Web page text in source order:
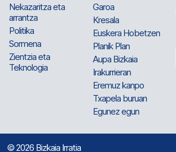
Nekazaritza eta
arrantza
Politika
Sormena
Zientzia eta
Teknologia
Garoa
Kresala
Euskera Hobetzen
Planik Plan
Aupa Bizkaia
Irakurrieran
Eremuz kanpo
Txapela buruan
Egunez egun
© 2026 Bizkaia Irratia